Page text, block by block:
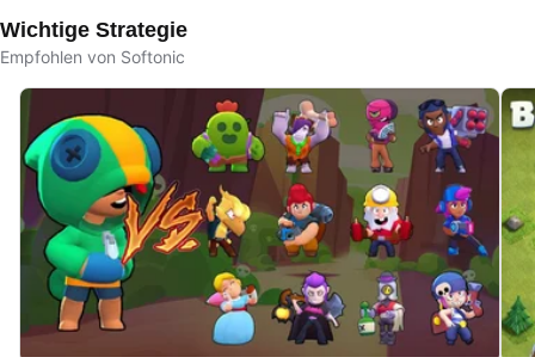
Wichtige Strategie
Empfohlen von Softonic